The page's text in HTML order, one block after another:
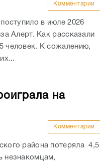
Комментарии
в июле 2026
Алерт. Как рассказали
человек. К сожалению,
на
Комментарии
района потеряла 4,5
незнакомцам,